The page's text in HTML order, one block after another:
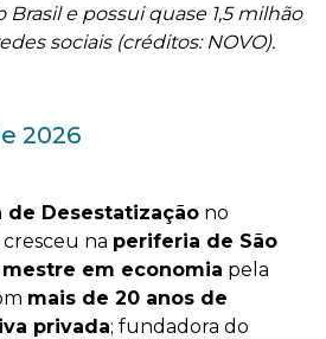
e possui quase 1,5 milhão
sociais (créditos: NOVO).
2026
de Desestatização no
na periferia de São
mestre em economia pela
mais de 20 anos de
privada; fundadora do